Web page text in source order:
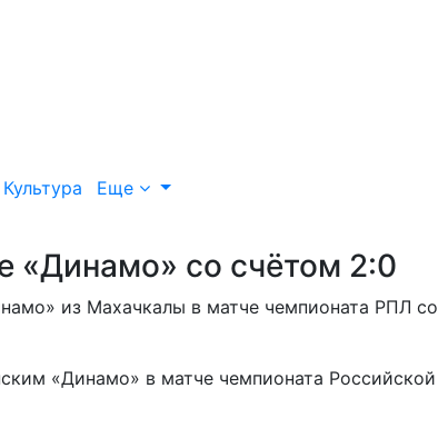
Культура Еще
«Динамо» со счётом 2:0
из Махачкалы в матче чемпионата РПЛ со
«Динамо» в матче чемпионата Российской